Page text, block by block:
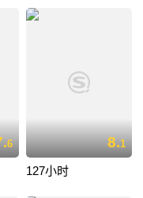
6 8.1
127小时